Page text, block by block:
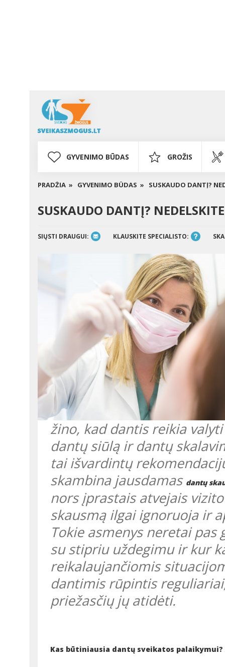
GYVENIMO BŪDAS GROŽIS
PRADŽIA » GYVENIMO BŪDAS » SUSKAUDO DANTĮ?
SUSKAUDO DANTĮ? NEDELSKITE
SIŲSTI DRAUGUI: KLAUSKITE SPECIALISTO:
žino, kad dantis reikia
dantų siūlą ir dantų
tai išvardintų
skambina jausdamas dantų
nors įprastais atvejais
skausmą ilgai ignoruoja ir
Tokie asmenys neretai
su stipriu uždegimu ir kur
reikalaujančiomis
dantimis rūpintis
priežasčių jų atidėti.
Kas būtiniausia dantų sveikatos palaikymui?